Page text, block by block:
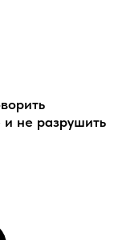
и не разрушить